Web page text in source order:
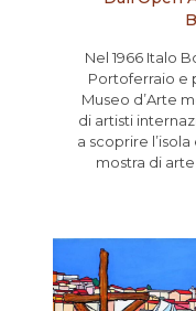
Nel 1966 Italo
Portoferraio e
Museo d’Arte
di artisti
a scoprire
mostra di